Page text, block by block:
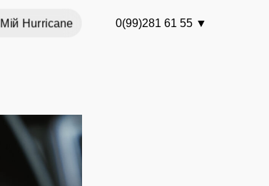
Мій Hurricane 0(99)281 61 55 ▼